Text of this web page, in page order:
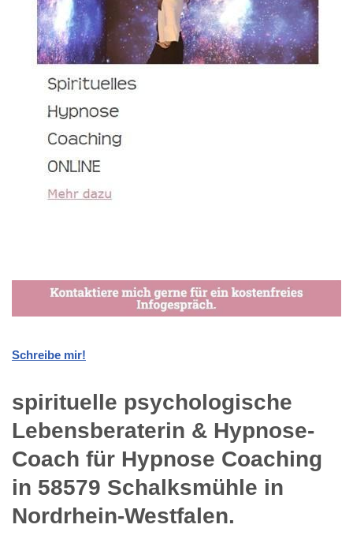
Schreibe mir!
spirituelle psychologische
Lebensberaterin & Hypnose-
Coach für Hypnose Coaching
in 58579 Schalksmühle in
Nordrhein-Westfalen.